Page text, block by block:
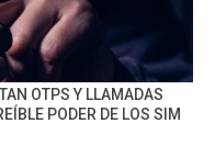
OTPS Y LLAMADAS
PODER DE LOS SIM